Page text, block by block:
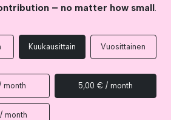
– no matter how small.
Kuukausittain Vuosittainen
month 5,00 € / month
month